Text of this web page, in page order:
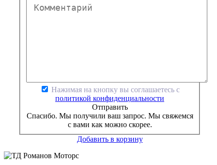
Нажимая на кнопку вы соглашаетесь с
политикой конфиденциальности
Отправить
Спасибо. Мы получили ваш запрос. Мы свяжемся
с вами как можно скорее.
Добавить в корзину